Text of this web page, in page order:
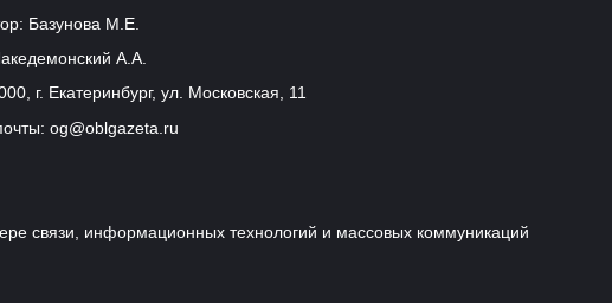
Базунова М.Е.
А.А.
г. Екатеринбург, ул. Московская, 11
og@oblgazeta.ru
связи, информационных технологий и массовых коммуникаций